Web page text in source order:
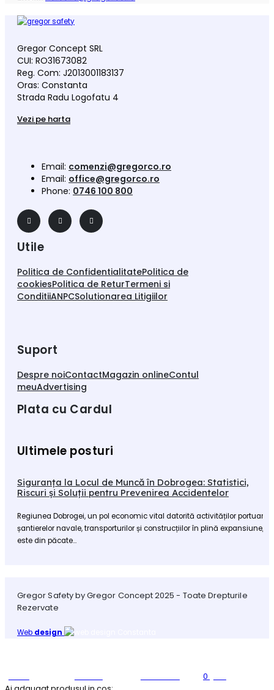
Gregor Concept SRL
CUI: RO31673082
Reg. Com: J2013001183137
Oras: Constanta
Strada Radu Logofatu 4
Vezi pe harta
Email: comenzi@gregorco.ro
Email: office@gregorco.ro
Phone: 0746 100 800
Utile
Politica de ConfidentialitatePolitica de
cookiesPolitica de ReturTermeni si
ConditiiANPCSolutionarea Litigiilor
Suport
Despre noiContactMagazin onlineContul
meuAdvertising
Plata cu Cardul
Ultimele posturi
Siguranța la Locul de Muncă în Dobrogea: Statistici,
Riscuri și Soluții pentru Prevenirea Accidentelor
Regiunea Dobrogei, un pol economic vital datorită activităților portuare,
șantierelor navale, transporturilor și construcțiilor în plină expansiune,
este din păcate...
Gregor Safety by Gregor Concept 2025 - Toate Drepturile
Rezervate
Web design
0